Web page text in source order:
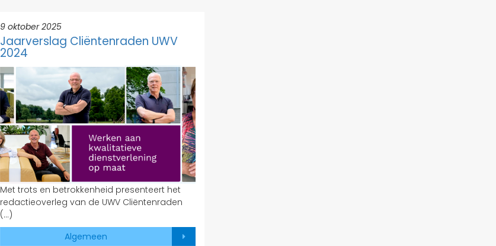
9 oktober 2025
Jaarverslag Cliëntenraden UWV
2024
Met trots en betrokkenheid presenteert het
redactieoverleg van de UWV Cliëntenraden
(…)
Algemeen